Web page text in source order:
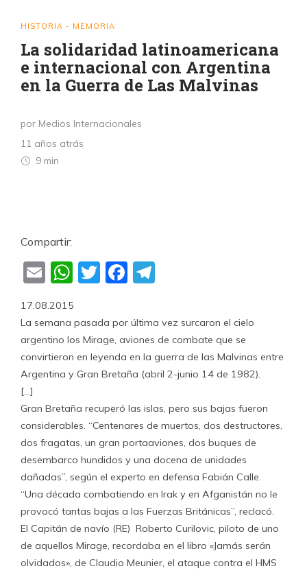
HISTORIA - MEMORIA
La solidaridad latinoamericana
e internacional con Argentina
en la Guerra de Las Malvinas
por Medios Internacionales
11 años atrás
9 min
Compartir:
EmailWhatsApp
TwitterFacebook
17.08.2015
La semana pasada por última vez surcaron el cielo
argentino los Mirage, aviones de combate que se
convirtieron en leyenda en la guerra de las Malvinas entre
Argentina y Gran Bretaña (abril 2-junio 14 de 1982).
[…]
Gran Bretaña recuperó las islas, pero sus bajas fueron
considerables. “Centenares de muertos, dos destructores,
dos fragatas, un gran portaaviones, dos buques de
desembarco hundidos y una docena de unidades
dañadas”, según el experto en defensa Fabián Calle.
“Una década combatiendo en Irak y en Afganistán no le
provocó tantas bajas a las Fuerzas Británicas”, reclacó.
El Capitán de navío (RE) Roberto Curilovic, piloto de uno
de aquellos Mirage, recordaba en el libro «Jamás serán
olvidados», de Claudio Meunier, el ataque contra el HMS